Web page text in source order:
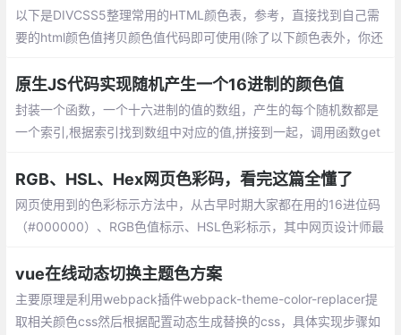
到
以下是DIVCSS5整理常用的HTML颜色表，参考，直接找到自己需
要的html颜色值拷贝颜色值代码即可使用(除了以下颜色表外，你还
5.shtml)。
原生JS代码实现随机产生一个16进制的颜色值
封装一个函数，一个十六进制的值的数组，产生的每个随机数都是
一个索引,根据索引找到数组中对应的值,拼接到一起，调用函数get
RGB、HSL、Hex网页色彩码，看完这篇全懂了
网页使用到的色彩标示方法中，从古早时期大家都在用的16进位码
（#000000）、RGB色值标示、HSL色彩标示，其中网页设计师最
vue在线动态切换主题色方案
主要原理是利用webpack插件webpack-theme-color-replacer提
取相关颜色css然后根据配置动态生成替换的css，具体实现步骤如